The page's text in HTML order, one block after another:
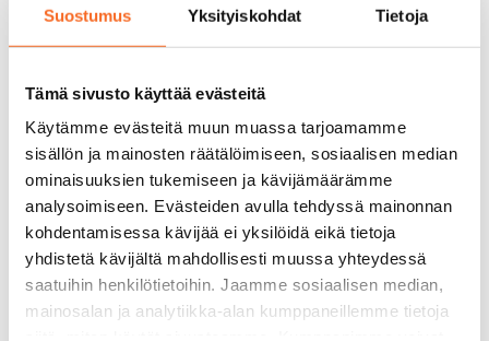
Suostumus Yksityiskohdat Tietoja
Tämä sivusto käyttää evästeitä
Käytämme evästeitä muun muassa tarjoamamme
sisällön ja mainosten räätälöimiseen, sosiaalisen median
ominaisuuksien tukemiseen ja kävijämäärämme
analysoimiseen. Evästeiden avulla tehdyssä mainonnan
kohdentamisessa kävijää ei yksilöidä eikä tietoja
yhdistetä kävijältä mahdollisesti muussa yhteydessä
saatuihin henkilötietoihin. Jaamme sosiaalisen median,
mainosalan ja analytiikka-alan kumppaneillemme tietoja
Vuokravakuus
0 €, (yrityksille min. 1 kk vuokra)
Kotivakuutus
Pakollinen, ei sisälly vuokraan
Vesimaksu
27 €/hlö/kk
Sähkömaksu
Vuokralainen solmii itse sähkösopimuksen.
Laajakaista